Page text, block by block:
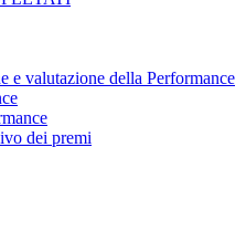
e valutazione della Performance
dei premi